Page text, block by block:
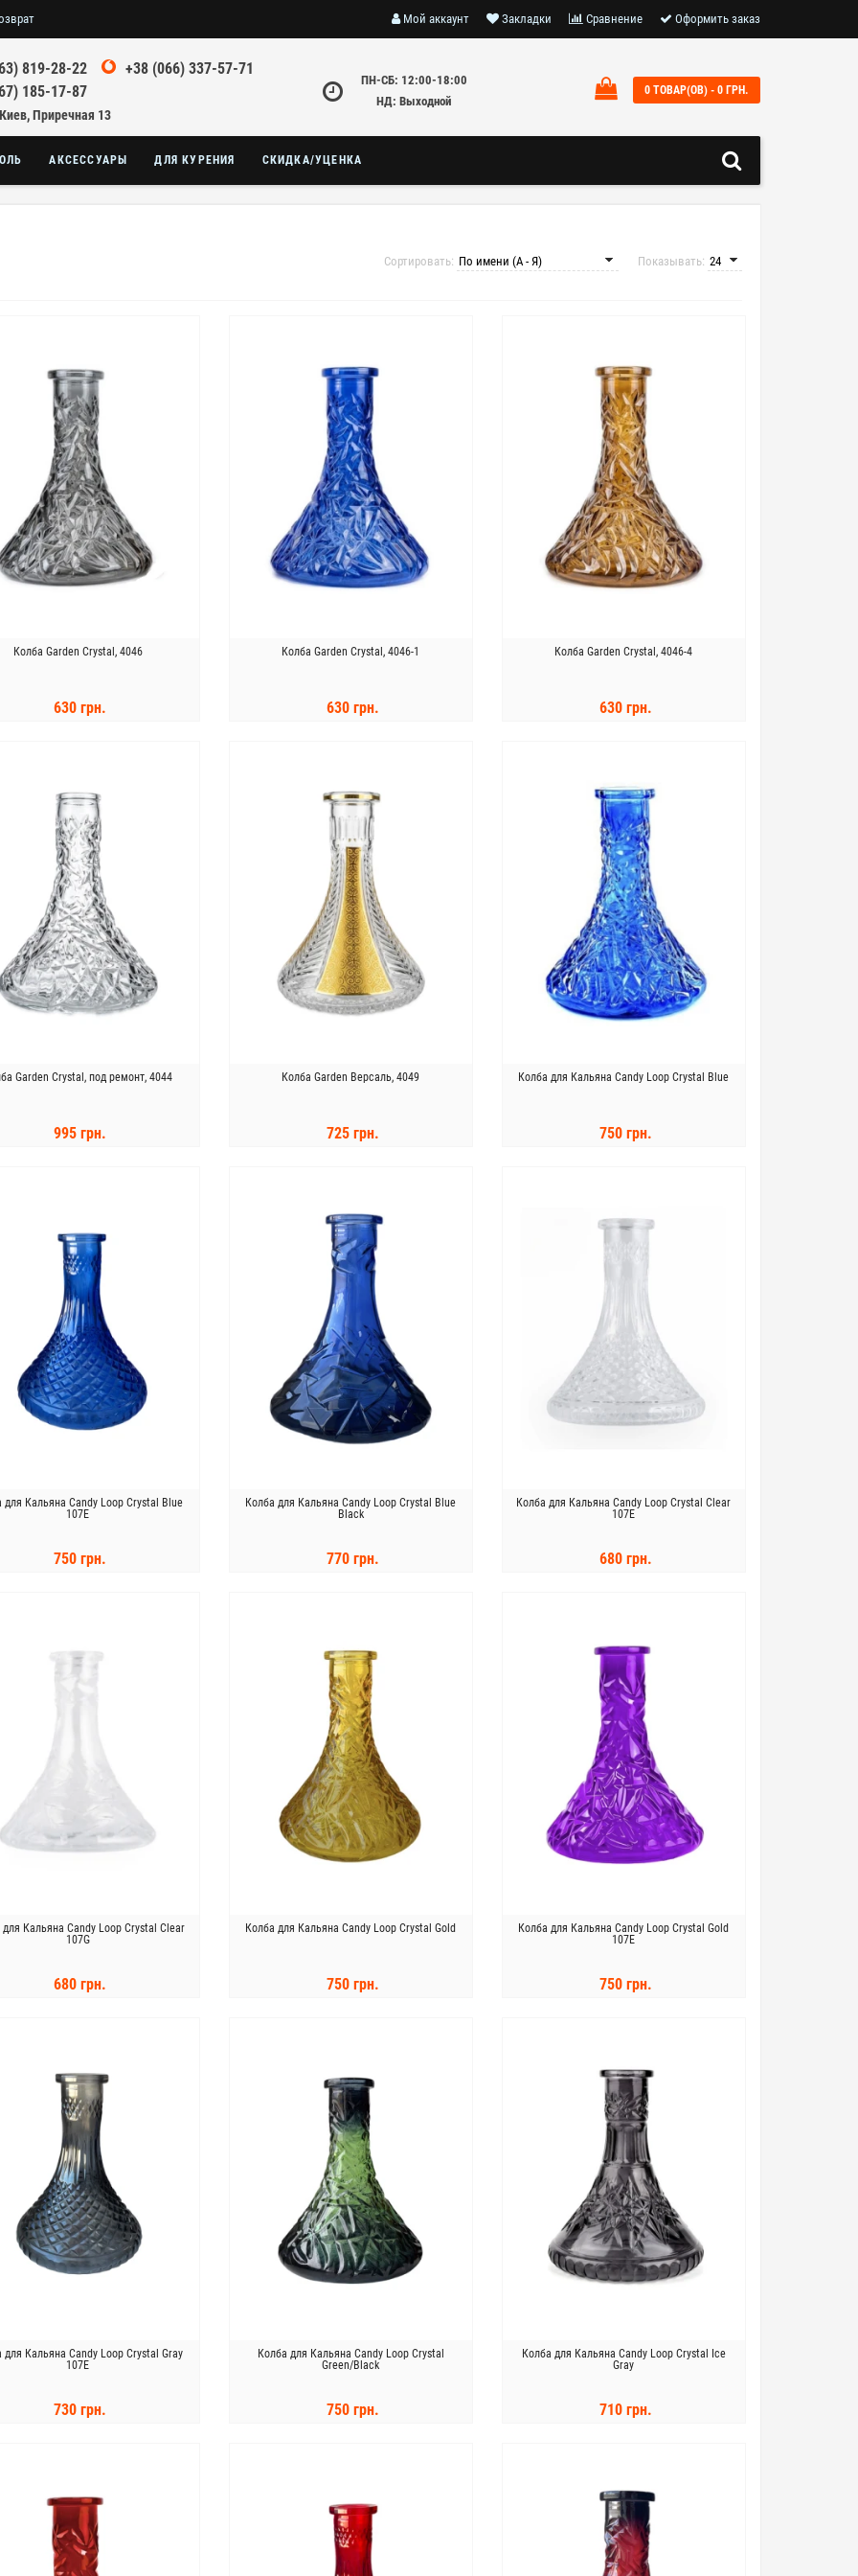
Мой аккаунт Закладки Сравнение Оформить заказ
819-28-22
+38 (066) 337-57-71
185-17-87
Приречная 13
ПН-СБ: 12:00-18:00
НД: Выходной
0 ТОВАР(ОВ) - 0 ГРН.
АКСЕССУАРЫ ДЛЯ КУРЕНИЯ СКИДКА/УЦЕНКА
Показывать:
Сортировать:
Колба Garden Crystal, 4046
630 грн.
Колба Garden Crystal, 4046-1
630 грн.
Колба Garden Crystal, 4046-4
630 грн.
Garden Crystal, под ремонт, 4044
995 грн.
Колба Garden Версаль, 4049
725 грн.
Колба для Кальяна Candy Loop Crystal Blue
750 грн.
для Кальяна Candy Loop Crystal Blue
107E
750 грн.
Колба для Кальяна Candy Loop Crystal Blue
Black
770 грн.
Колба для Кальяна Candy Loop Crystal Clear
107E
680 грн.
для Кальяна Candy Loop Crystal Clear
107G
680 грн.
Колба для Кальяна Candy Loop Crystal Gold
750 грн.
Колба для Кальяна Candy Loop Crystal Gold
107E
750 грн.
для Кальяна Candy Loop Crystal Gray
107E
730 грн.
Колба для Кальяна Candy Loop Crystal
Green/Black
750 грн.
Колба для Кальяна Candy Loop Crystal Ice
Gray
710 грн.